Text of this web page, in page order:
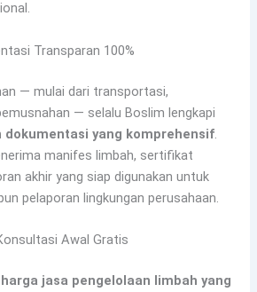
Transparan 100%
— mulai dari transportasi,
— selalu Boslim lengkapi
dokumentasi yang komprehensif.
manifes limbah, sertifikat
akhir yang siap digunakan untuk
pelaporan lingkungan perusahaan.
Awal Gratis
harga jasa pengelolaan limbah yang